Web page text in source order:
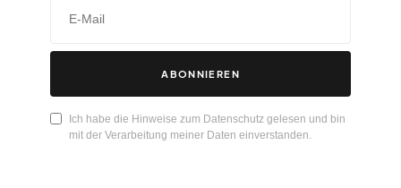
ABONNIEREN
Ich habe die Hinweise zum Datenschutz gelesen und bin
mit der Verarbeitung meiner Daten einverstanden.